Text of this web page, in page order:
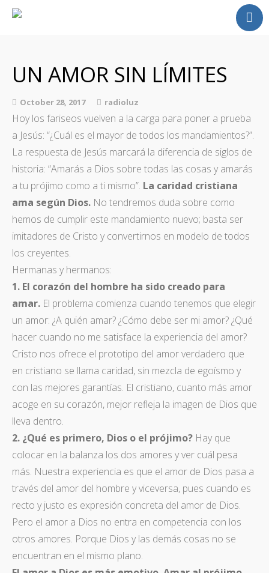
Homilia
Alabanzas Video
Contacto
UN AMOR SIN LÍMITES
October 28, 2017 radioluz
Hoy los fariseos vuelven a la carga para poner a prueba
a Jesús: “¿Cuál es el mayor de todos los mandamientos?”.
La respuesta de Jesús marcará la diferencia de siglos de
historia: “Amarás a Dios sobre todas las cosas y amarás
a tu prójimo como a ti mismo”. La caridad cristiana
ama según Dios. No tendremos duda sobre como
hemos de cumplir este mandamiento nuevo; basta ser
imitadores de Cristo y convertirnos en modelo de todos
los creyentes.
Hermanas y hermanos:
1. El corazón del hombre ha sido creado para
amar. El problema comienza cuando tenemos que elegir
un amor: ¿A quién amar? ¿Cómo debe ser mi amor? ¿Qué
hacer cuando no me satisface la experiencia del amor?
Cristo nos ofrece el prototipo del amor verdadero que
en cristiano se llama caridad, sin mezcla de egoísmo y
con las mejores garantías. El cristiano, cuanto más amor
acoge en su corazón, mejor refleja la imagen de Dios que
lleva dentro.
2. ¿Qué es primero, Dios o el prójimo? Hay que
colocar en la balanza los dos amores y ver cuál pesa
más. Nuestra experiencia es que el amor de Dios pasa a
través del amor del hombre y viceversa, pues cuando es
recto y justo es expresión concreta del amor de Dios.
Pero el amor a Dios no entra en competencia con los
otros amores. Porque Dios y las demás cosas no se
encuentran en el mismo plano.